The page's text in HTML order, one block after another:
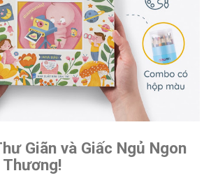
Giãn và Giấc Ngủ Ngon
Thương!